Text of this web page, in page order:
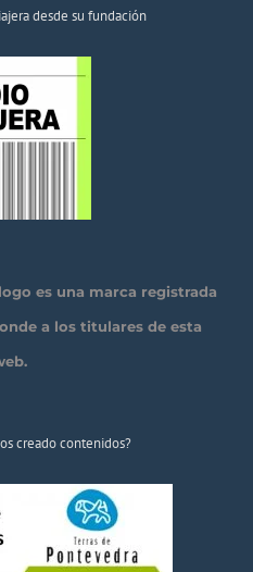
desde su fundación
es una marca registrada
a los titulares de esta
creado contenidos?